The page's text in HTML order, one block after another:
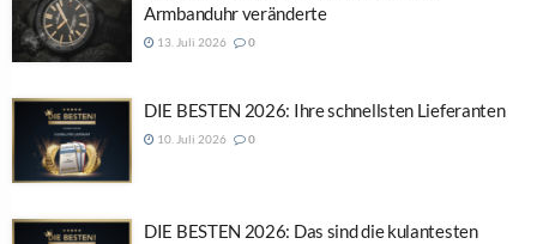
Armbanduhr veränderte
13. Juli 2026 0
DIE BESTEN 2026: Ihre schnellsten Lieferanten
10. Juli 2026 0
DIE BESTEN 2026: Das sind die kulantesten